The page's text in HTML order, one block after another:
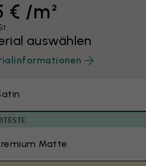
€ /m²
auswählen
Matte